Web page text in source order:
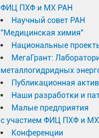
ФИЦ ПХФ и МХ РАН
Научный совет РАН
"Медицинская химия"
Национальные
МегаГрант:
металлогидридных
Публикационная
Наши разработки и
Малые предприятия
с участием ФИЦ ПХФ и
Конференции